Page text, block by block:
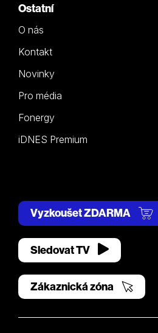
Ostatní
O nás
Kontakt
Novinky
Pro média
Fonergy
iDNES Premium
Vyzkoušet ZDARMA
Sledovat TV
Zákaznická zóna